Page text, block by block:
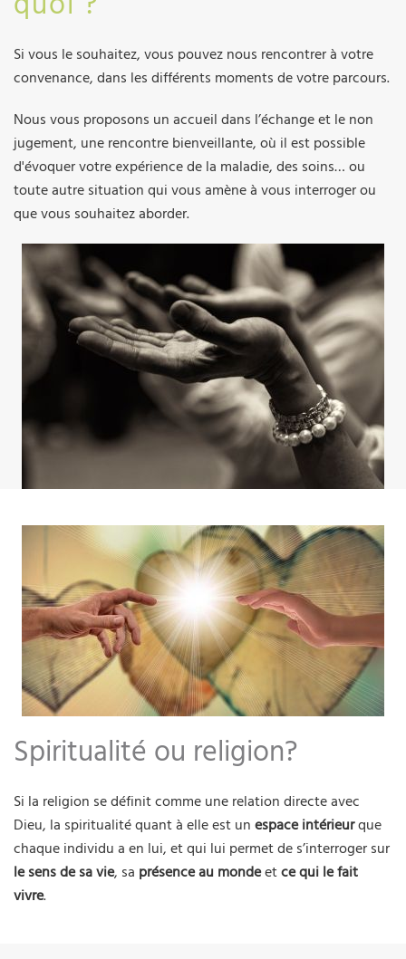
Si vous le souhaitez, vous pouvez nous rencontrer à votre
convenance, dans les différents moments de votre parcours.
Nous vous proposons un accueil dans l’échange et le non
jugement, une rencontre bienveillante, où il est possible
d'évoquer votre expérience de la maladie, des soins… ou
toute autre situation qui vous amène à vous interroger ou
que vous souhaitez aborder.
Spiritualité ou religion?
Si la religion se définit comme une relation directe avec
Dieu, la spiritualité quant à elle est un espace intérieurque
chaque individu a en lui, et qui lui permet de s’interroger sur
le sens de sa vie, sa présence au mondeetce qui le fait
vivre.